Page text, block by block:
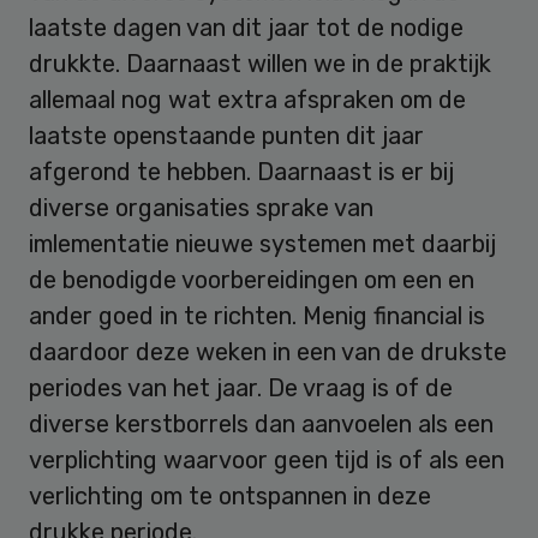
laatste dagen van dit jaar tot de nodige
drukkte. Daarnaast willen we in de praktijk
allemaal nog wat extra afspraken om de
laatste openstaande punten dit jaar
afgerond te hebben. Daarnaast is er bij
diverse organisaties sprake van
imlementatie nieuwe systemen met daarbij
de benodigde voorbereidingen om een en
ander goed in te richten. Menig financial is
daardoor deze weken in een van de drukste
periodes van het jaar. De vraag is of de
diverse kerstborrels dan aanvoelen als een
verplichting waarvoor geen tijd is of als een
verlichting om te ontspannen in deze